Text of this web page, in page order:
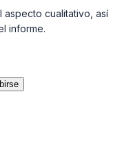
cualitativo, así
informe.